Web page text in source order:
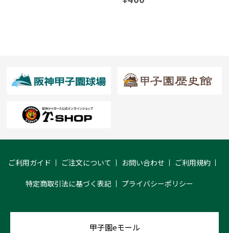
ご利用ガイド ご注文について お問い合わせ ご利用規約
特定商取引法に基づく表記 プライバシーポリシー
甲子園eモール